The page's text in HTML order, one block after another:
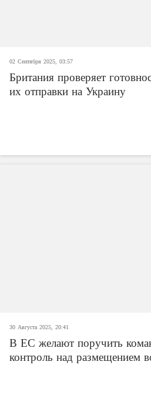
02 Сентября 2025, 03:57
Британия проверяет
их отправки на Украину
30 Августа 2025, 20:41
В ЕС желают поручить
контроль над размещением